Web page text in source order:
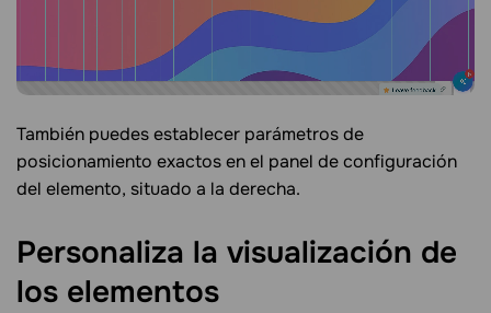
También puedes establecer parámetros de
posicionamiento exactos en el panel de configuración
del elemento, situado a la derecha.
Personaliza la visualización de
los elementos